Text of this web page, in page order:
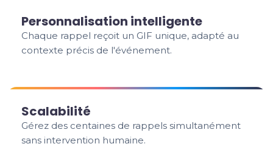
Personnalisation intelligente
Chaque rappel reçoit un GIF unique, adapté au
contexte précis de l'événement.
Scalabilité
Gérez des centaines de rappels simultanément
sans intervention humaine.